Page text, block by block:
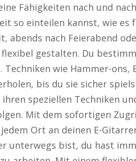
Fähigkeiten nach und
so einteilen kannst, wie es
abends nach Feierabend
gestalten. Du
wie Hammer-ons,
bis du sie sicher
speziellen Techniken
Mit dem sofortigen
Ort an deinen E-
unterwegs bist, du hast